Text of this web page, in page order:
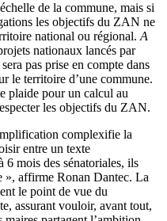
de la commune, mais si
les objectifs du ZAN ne
national ou régional. A
nationaux lancés par
pas prise en compte dans
le territoire d’une commune.
plaide pour un calcul au
les objectifs du ZAN.
complexifie la
entre un texte
6 mois des sénatoriales, ils
», affirme Ronan Dantec. La
le point de vue du
assurant vouloir, avant tout,